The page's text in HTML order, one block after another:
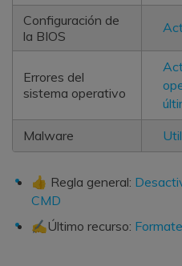
Configuración de
la BIOS
Errores del
sistema operativo
Malware
👍 Regla general:
CMD
✍Último recurso: